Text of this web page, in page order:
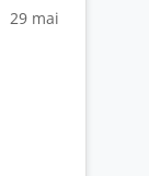
29 mai